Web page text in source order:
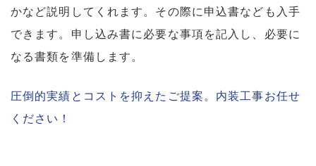
かなど説明してくれます。その際に申込書なども入手
できます。申し込み書に必要な事項を記入し、必要に
なる書類を準備します。
圧倒的実績とコストを抑えたご提案。内装工事お任せ
ください！